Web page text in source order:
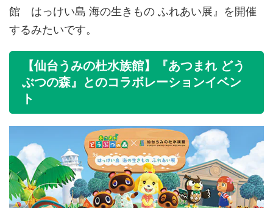
館 はっけい島 海の生きもの ふれあい展』を開催
するみたいです。
【仙台うみの杜水族館】『あつまれ どう
ぶつの森』とのコラボレーションイベン
ト